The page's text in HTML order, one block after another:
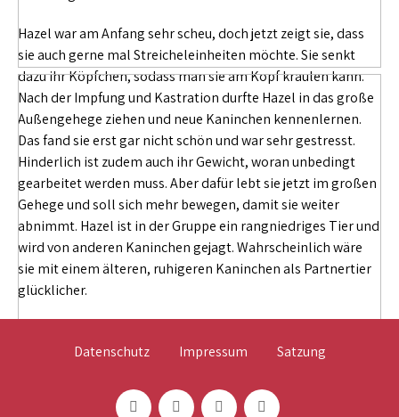
Hazel war am Anfang sehr scheu, doch jetzt zeigt sie, dass
sie auch gerne mal Streicheleinheiten möchte. Sie senkt
dazu ihr Köpfchen, sodass man sie am Kopf kraulen kann.
Nach der Impfung und Kastration durfte Hazel in das große
Außengehege ziehen und neue Kaninchen kennenlernen.
Das fand sie erst gar nicht schön und war sehr gestresst.
Hinderlich ist zudem auch ihr Gewicht, woran unbedingt
gearbeitet werden muss. Aber dafür lebt sie jetzt im großen
Gehege und soll sich mehr bewegen, damit sie weiter
abnimmt. Hazel ist in der Gruppe ein rangniedriges Tier und
wird von anderen Kaninchen gejagt. Wahrscheinlich wäre
sie mit einem älteren, ruhigeren Kaninchen als Partnertier
glücklicher.
Datenschutz Impressum Satzung